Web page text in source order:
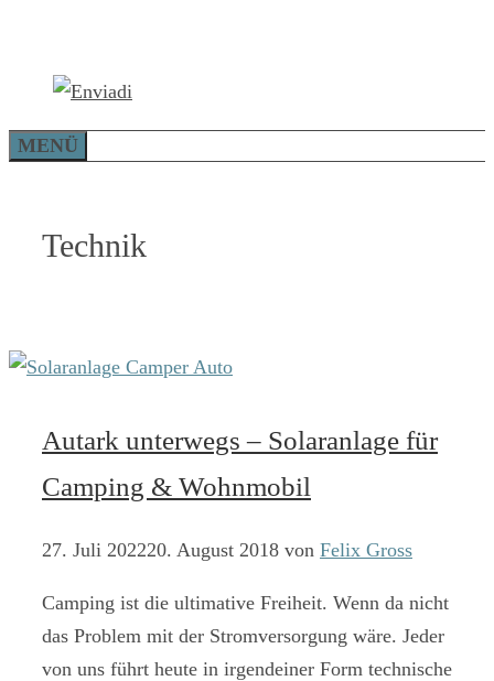
springen
MENÜ
Technik
Autark unterwegs – Solaranlage für
Camping & Wohnmobil
27. Juli 202220. August 2018 von Felix Gross
Camping ist die ultimative Freiheit. Wenn da nicht
das Problem mit der Stromversorgung wäre. Jeder
von uns führt heute in irgendeiner Form technische